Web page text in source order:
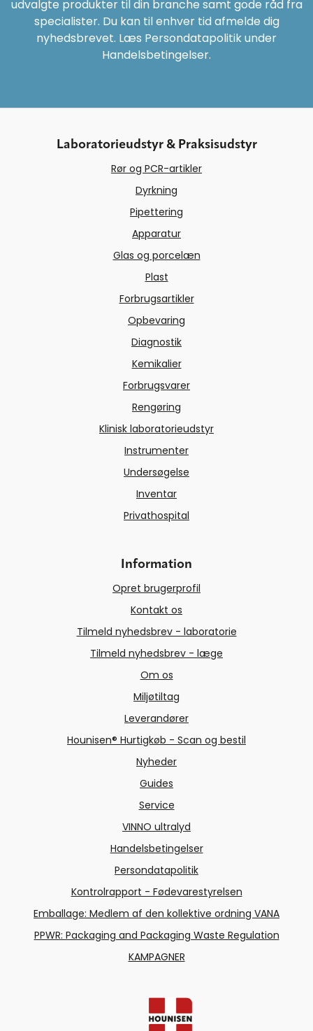
udvalgte produkter til din branche samt gode råd fra
specialister. Du kan til enhver tid afmelde dig
nyhedsbrevet. Læs Persondatapolitik under
Handelsbetingelser.
Laboratorieudstyr & Praksisudstyr
Rør og PCR-artikler
Dyrkning
Pipettering
Apparatur
Glas og porcelæn
Plast
Forbrugsartikler
Opbevaring
Diagnostik
Kemikalier
Forbrugsvarer
Rengøring
Klinisk laboratorieudstyr
Instrumenter
Undersøgelse
Inventar
Privathospital
Information
Opret brugerprofil
Kontakt os
Tilmeld nyhedsbrev - laboratorie
Tilmeld nyhedsbrev - læge
Om os
Miljøtiltag
Leverandører
Hounisen® Hurtigkøb - Scan og bestil
Nyheder
Guides
Service
VINNO ultralyd
Handelsbetingelser
Persondatapolitik
Kontrolrapport - Fødevarestyrelsen
Emballage: Medlem af den kollektive ordning VANA
PPWR: Packaging and Packaging Waste Regulation
KAMPAGNER